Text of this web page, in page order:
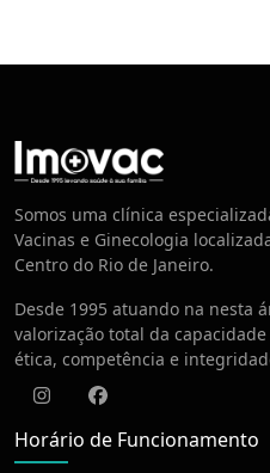
Centro de
Somos uma clínica
Vacinas e Ginecologia
Centro do Rio de Janeiro.
Desde 1995 atuando na nesta
valorização total da
ética, competência e
InstagramFacebook
Horário de Funcionamento